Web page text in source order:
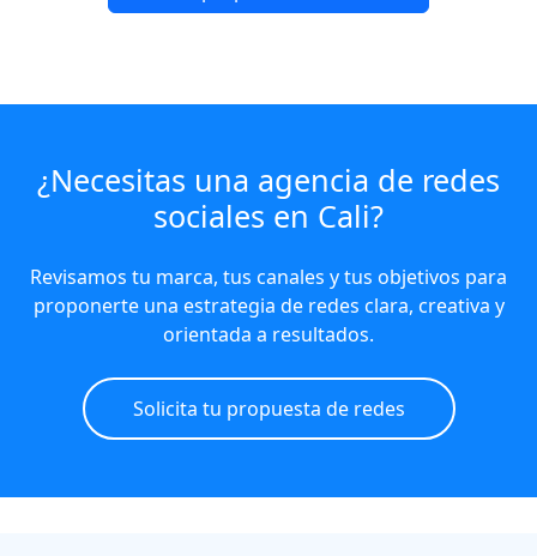
¿Necesitas una agencia de redes
sociales en Cali?
Revisamos tu marca, tus canales y tus objetivos para
proponerte una estrategia de redes clara, creativa y
orientada a resultados.
Solicita tu propuesta de redes